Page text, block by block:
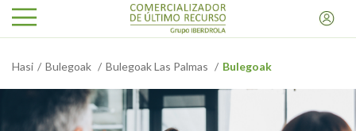
Hasi Bulegoak Bulegoak Las Palmas Bulegoak